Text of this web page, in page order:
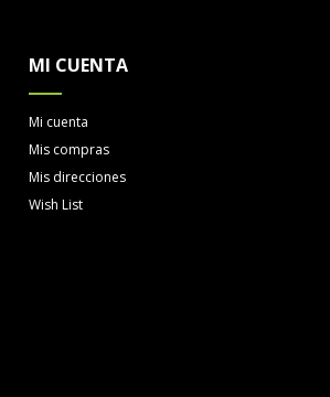
MI CUENTA
Mi cuenta
Mis compras
Mis direcciones
Wish List